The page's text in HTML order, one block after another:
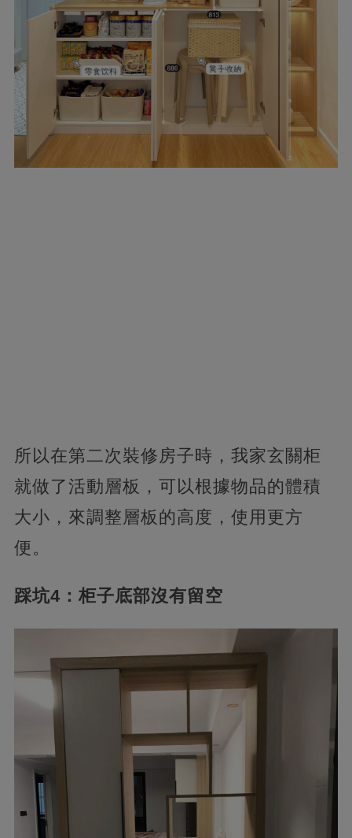
所以在第二次裝修房子時，我家玄關柜
就做了活動層板，可以根據物品的體積
大小，來調整層板的高度，使用更方
便。
踩坑4：柜子底部沒有留空